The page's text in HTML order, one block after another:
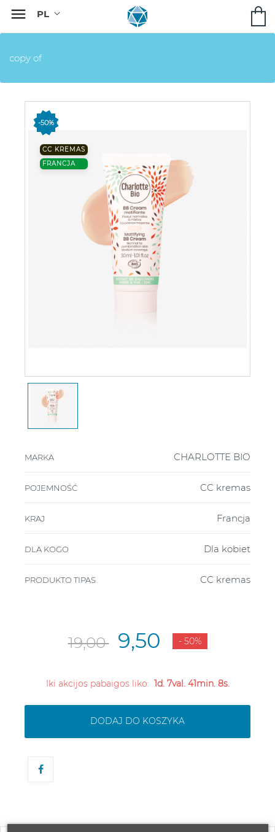

copy of
-50%
CC KREMAS
FRANCJA
MARKA CHARLOTTE BIO
POJEMNOŚĆ CC kremas
KRAJ Francja
DLA KOGO Dla kobiet
PRODUKTO TIPAS CC kremas
19,00 9,50 - 50%
Iki akcijos pabaigos liko: 1d. 7val. 41min. 8s.
DODAJ DO KOSZYKA